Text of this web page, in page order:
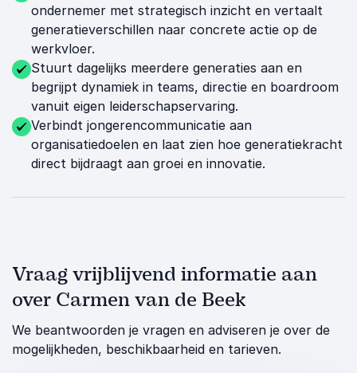
ondernemer met strategisch inzicht en vertaalt
generatieverschillen naar concrete actie op de
werkvloer.
Stuurt dagelijks meerdere generaties aan en
begrijpt dynamiek in teams, directie en boardroom
vanuit eigen leiderschapservaring.
Verbindt jongerencommunicatie aan
organisatiedoelen en laat zien hoe generatiekracht
direct bijdraagt aan groei en innovatie.
Vraag vrijblijvend informatie aan
over Carmen van de Beek
We beantwoorden je vragen en adviseren je over de
mogelijkheden, beschikbaarheid en tarieven.